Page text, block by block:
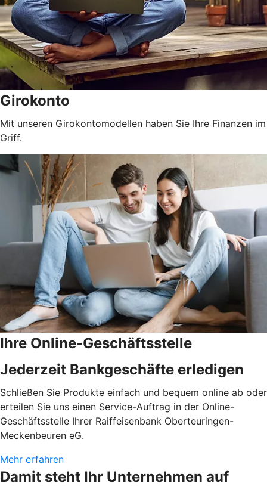
Girokonto
Mit unseren Girokontomodellen haben Sie Ihre Finanzen im
Griff.
Ihre Online-Geschäftsstelle
Jederzeit Bankgeschäfte erledigen
Schließen Sie Produkte einfach und bequem online ab oder
erteilen Sie uns einen Service-Auftrag in der Online-
Geschäftsstelle Ihrer Raiffeisenbank Oberteuringen-
Meckenbeuren eG.
Mehr erfahren
Damit steht Ihr Unternehmen auf